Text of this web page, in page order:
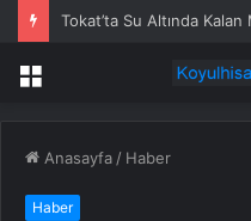
Tokat’ta Su Altında
Menü
Anasayfa / Haber
Haber